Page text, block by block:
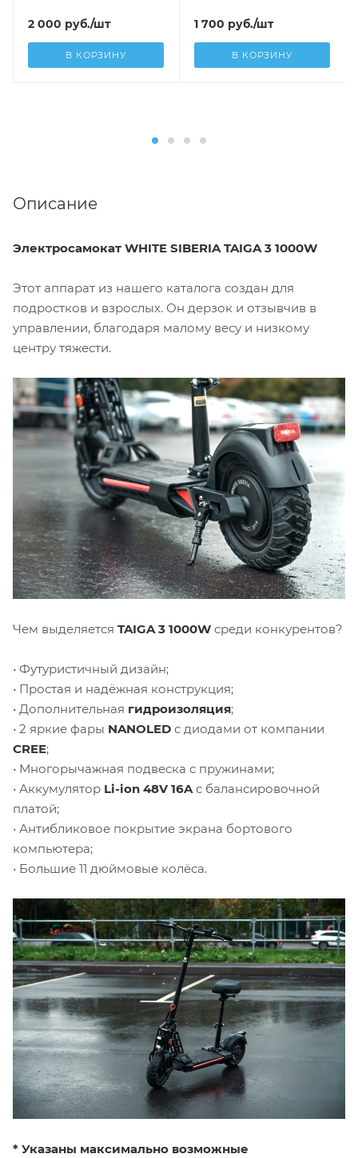
2 000 руб./шт
В КОРЗИНУ
1 700 руб./шт
В КОРЗИНУ
Описание
Электросамокат WHITE SIBERIA TAIGA 3 1000W
Этот аппарат из нашего каталога создан для
подростков и взрослых. Он дерзок и отзывчив в
управлении, благодаря малому весу и низкому
центру тяжести.
Чем выделяется TAIGA 3 1000W среди конкурентов?
• Футуристичный дизайн;
• Простая и надёжная конструкция;
• Дополнительная гидроизоляция;
• 2 яркие фары NANOLED с диодами от компании
CREE;
• Многорычажная подвеска с пружинами;
• Аккумулятор Li-ion 48V 16A с балансировочной
платой;
• Антибликовое покрытие экрана бортового
компьютера;
• Большие 11 дюймовые колёса.
* Указаны максимально возможные